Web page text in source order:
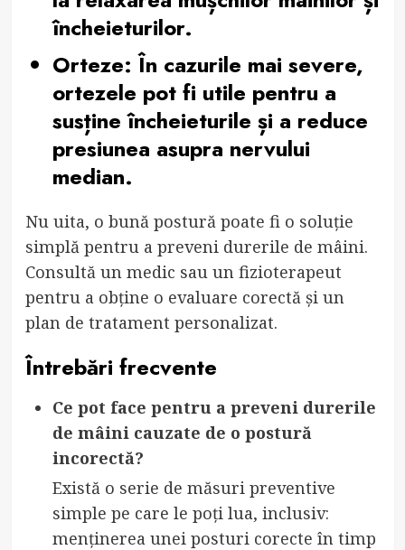
încheieturilor.
Orteze: În cazurile mai severe,
ortezele pot fi utile pentru a
susține încheieturile și a reduce
presiunea asupra nervului
median.
Nu uita, o bună postură poate fi o soluție
simplă pentru a preveni durerile de mâini.
Consultă un medic sau un fizioterapeut
pentru a obține o evaluare corectă și un
plan de tratament personalizat.
Întrebări frecvente
Ce pot face pentru a preveni durerile
de mâini cauzate de o postură
incorectă?
Există o serie de măsuri preventive
simple pe care le poți lua, inclusiv:
menținerea unei posturi corecte în timp